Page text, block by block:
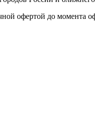
офертой до момента